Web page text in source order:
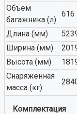
Объем
багажника (л)
616
Длина (мм)
Ширина (мм)
Высота (мм)
Снаряженная
масса (кг)
Комплектация